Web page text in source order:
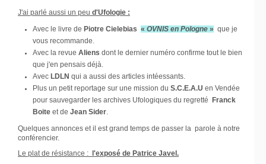
J'ai parlé aussi un peu d'Ufologie :
Avec le livre de Piotre Cielebias « OVNIS en Pologne » que je
vous recommande.
Avec la revue Aliens dont le dernier numéro confirme tout le bien
que j'en pensais déjà.
Avec LDLN qui a aussi des articles intéessants.
Plus un petit reportage sur une mission du S.C.E.A.U en Vendée
pour sauvegarder les archives Ufologiques du regretté
Franck
Boite et de Jean Sider
Quelques annonces et il est grand temps de passer la parole à notre
conférencier.
Le plat de résistance : l'exposé de Patrice Javel.